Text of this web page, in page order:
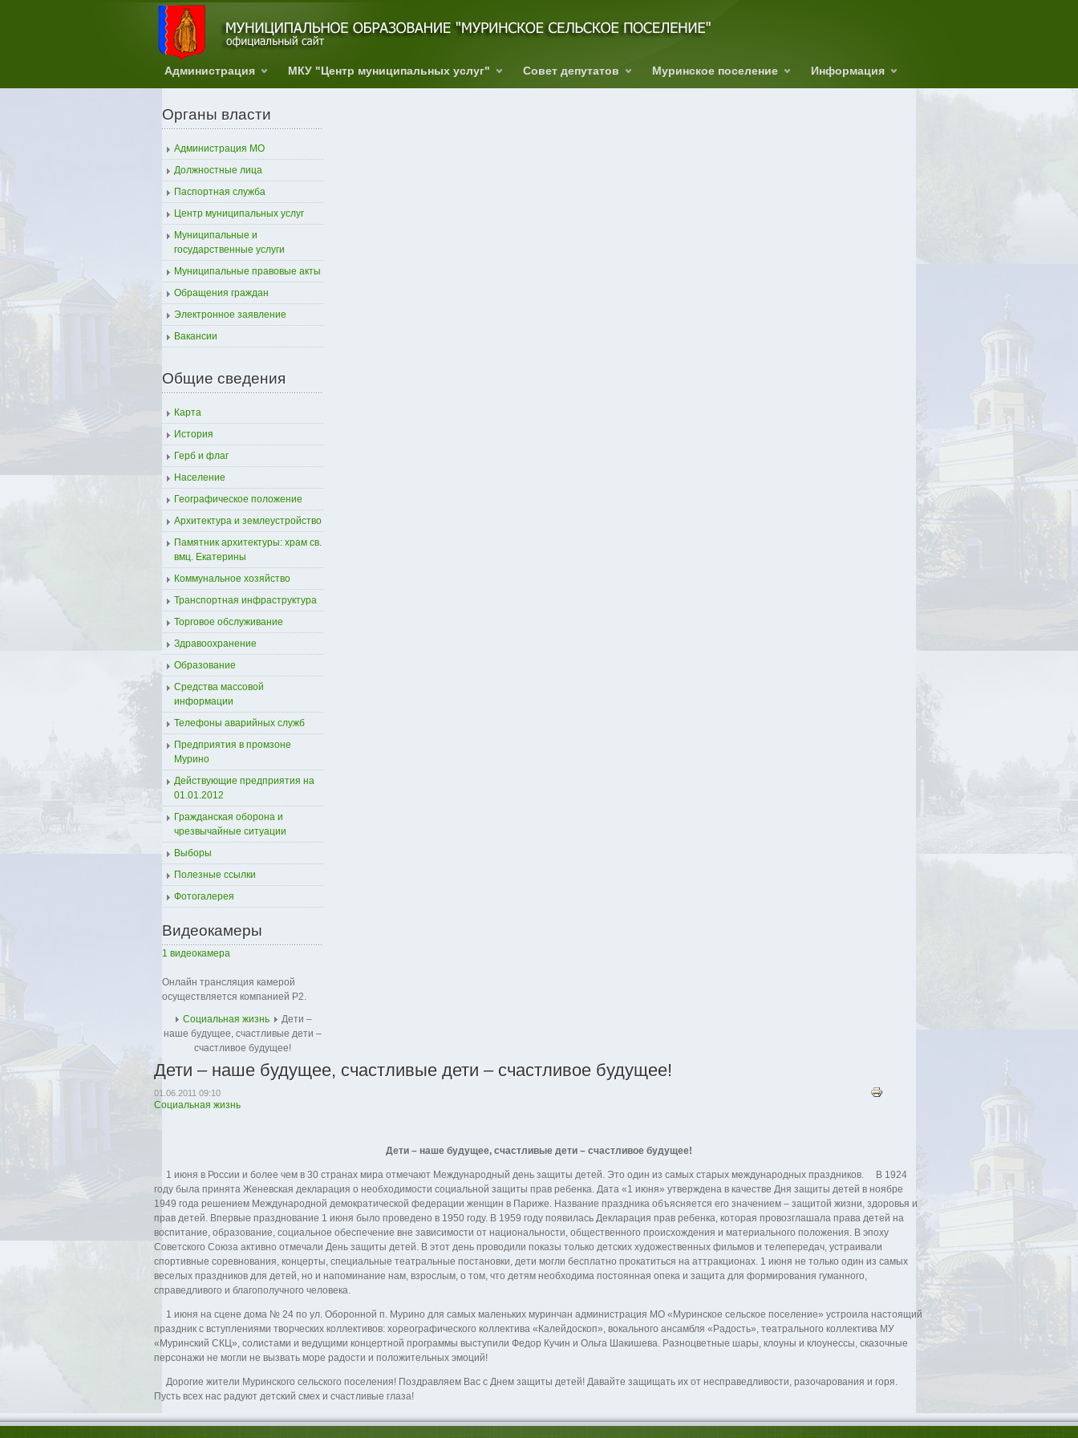
Администрация МКУ "Центр муниципальных услуг" Совет депутатов Муринское поселение Информация
Органы власти
Администрация МО
Должностные лица
Паспортная служба
Центр муниципальных услуг
Муниципальные и
государственные услуги
Муниципальные правовые акты
Обращения граждан
Электронное заявление
Вакансии
Общие сведения
Карта
История
Герб и флаг
Население
Географическое положение
Архитектура и землеустройство
Памятник архитектуры: храм св.
вмц. Екатерины
Коммунальное хозяйство
Транспортная инфраструктура
Торговое обслуживание
Здравоохранение
Образование
Средства массовой
информации
Телефоны аварийных служб
Предприятия в промзоне
Мурино
Действующие предприятия на
01.01.2012
Гражданская оборона и
чрезвычайные ситуации
Выборы
Полезные ссылки
Фотогалерея
Видеокамеры
1 видеокамера
Онлайн трансляция камерой
осуществляется компанией Р2.
Социальная жизнь
Дети –
наше будущее, счастливые дети –
счастливое будущее!
Дети – наше будущее, счастливые дети – счастливое будущее!
01.06.2011 09:10
Социальная жизнь
Дети – наше будущее, счастливые дети – счастливое будущее!
1 июня в России и более чем в 30 странах мира отмечают Международный день защиты детей. Это один из самых старых международных праздников. В 1924
году была принята Женевская декларация о необходимости социальной защиты прав ребенка. Дата «1 июня» утверждена в качестве Дня защиты детей в ноябре
1949 года решением Международной демократической федерации женщин в Париже. Название праздника объясняется его значением – защитой жизни, здоровья и
прав детей. Впервые празднование 1 июня было проведено в 1950 году. В 1959 году появилась Декларация прав ребенка, которая провозглашала права детей на
воспитание, образование, социальное обеспечение вне зависимости от национальности, общественного происхождения и материального положения. В эпоху
Советского Союза активно отмечали День защиты детей. В этот день проводили показы только детских художественных фильмов и телепередач, устраивали
спортивные соревнования, концерты, специальные театральные постановки, дети могли бесплатно прокатиться на аттракционах. 1 июня не только один из самых
веселых праздников для детей, но и напоминание нам, взрослым, о том, что детям необходима постоянная опека и защита для формирования гуманного,
справедливого и благополучного человека.
1 июня на сцене дома № 24 по ул. Оборонной п. Мурино для самых маленьких муринчан администрация МО «Муринское сельское поселение» устроила настоящий
праздник с вступлениями творческих коллективов: хореографического коллектива «Калейдоскоп», вокального ансамбля «Радость», театрального коллектива МУ
«Муринский СКЦ», солистами и ведущими концертной программы выступили Федор Кучин и Ольга Шакишева. Разноцветные шары, клоуны и клоунессы, сказочные
персонажи не могли не вызвать море радости и положительных эмоций!
Дорогие жители Муринского сельского поселения! Поздравляем Вас с Днем защиты детей! Давайте защищать их от несправедливости, разочарования и горя.
Пусть всех нас радуют детский смех и счастливые глаза!